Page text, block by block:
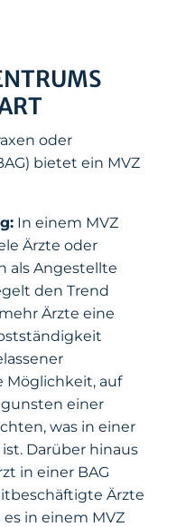
oder
bietet ein MVZ
In einem MVZ
Ärzte oder
als Angestellte
den Trend
Ärzte eine
Möglichkeit, auf
einer
was in einer
Darüber hinaus
in einer BAG
Ärzte
in einem MVZ